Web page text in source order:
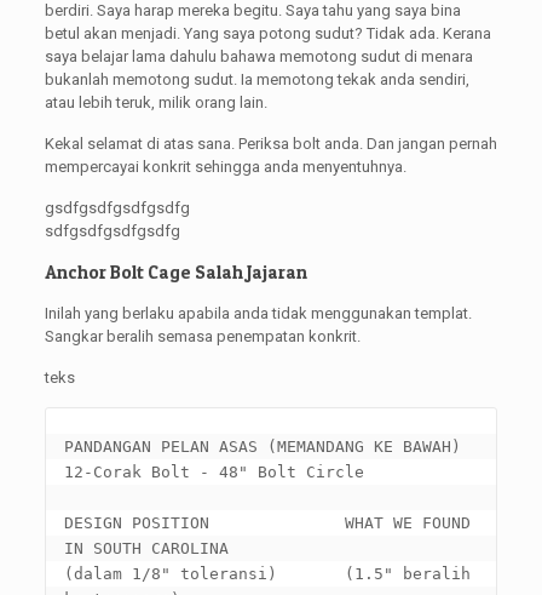
berdiri. Saya harap mereka begitu. Saya tahu yang saya bina
betul akan menjadi. Yang saya potong sudut? Tidak ada. Kerana
saya belajar lama dahulu bahawa memotong sudut di menara
bukanlah memotong sudut. Ia memotong tekak anda sendiri,
atau lebih teruk, milik orang lain.
Kekal selamat di atas sana. Periksa bolt anda. Dan jangan pernah
mempercayai konkrit sehingga anda menyentuhnya.
gsdfgsdfgsdfgsdfg
sdfgsdfgsdfgsdfg
Anchor Bolt Cage Salah Jajaran
Inilah yang berlaku apabila anda tidak menggunakan templat.
Sangkar beralih semasa penempatan konkrit.
teks
PANDANGAN PELAN ASAS (MEMANDANG KE BAWAH)
12-Corak Bolt - 48" Bolt Circle
DESIGN POSITION              WHAT WE FOUND
IN SOUTH CAROLINA
(dalam 1/8" toleransi)       (1.5" beralih